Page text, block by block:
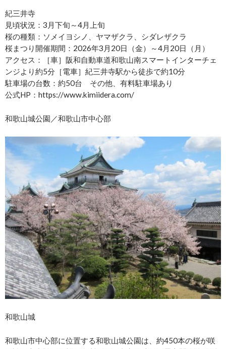
紀三井寺
見頃状況：3月下旬～4月上旬
桜の種類：ソメイヨシノ、ヤマザクラ、シダレザクラ
桜まつり開催期間：2026年3月20日（金）～4月20日（月）
アクセス：［車］阪和自動車道和歌山南スマートインターチェ
ンジより約5分［電車］紀三井寺駅から徒歩で約10分
駐車場の台数：約50台 その他、有料駐車場あり
公式HP：https://www.kimiidera.com/
和歌山城公園／和歌山市中心部
和歌山城
和歌山市中心部に位置する和歌山城公園は、約450本の桜が咲